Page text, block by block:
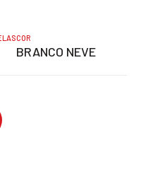
COR
BRANCO NEVE